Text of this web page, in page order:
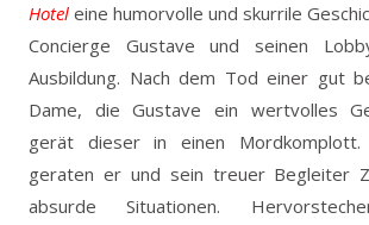
Hotel eine humorvolle und skurrile
Concierge Gustave und seinen
Ausbildung. Nach dem Tod einer gut
Dame, die Gustave ein wertvolles
gerät dieser in einen
geraten er und sein treuer Begleiter
absurde Situationen.